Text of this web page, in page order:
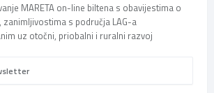
MARETA on-line biltena s obavijestima o
zanimljivostima s područja LAG-a
uz otočni, priobalni i ruralni razvoj